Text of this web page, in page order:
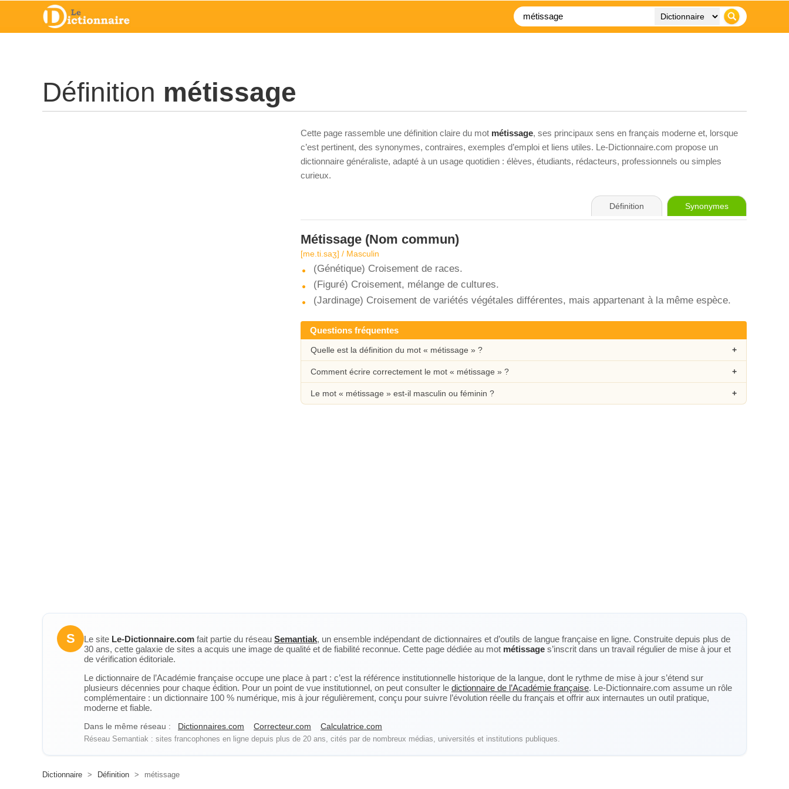
Définition métissage
Cette page rassemble une définition claire du mot métissage, ses principaux sens en français moderne et, lorsque
c’est pertinent, des synonymes, contraires, exemples d’emploi et liens utiles. Le-Dictionnaire.com propose un
dictionnaire généraliste, adapté à un usage quotidien : élèves, étudiants, rédacteurs, professionnels ou simples
curieux.
Définition Synonymes
Métissage (Nom commun)
[me.ti.saʒ] / Masculin
(Génétique) Croisement de races.
(Figuré) Croisement, mélange de cultures.
(Jardinage) Croisement de variétés végétales différentes, mais appartenant à la même espèce.
Questions fréquentes
Quelle est la définition du mot « métissage » ?
Comment écrire correctement le mot « métissage » ?
Le mot « métissage » est-il masculin ou féminin ?
S Le site Le-Dictionnaire.com fait partie du réseau Semantiak, un ensemble indépendant de dictionnaires et d’outils de langue française en ligne. Construite depuis plus de
30 ans, cette galaxie de sites a acquis une image de qualité et de fiabilité reconnue. Cette page dédiée au mot métissage s’inscrit dans un travail régulier de mise à jour et
de vérification éditoriale.
Le dictionnaire de l’Académie française occupe une place à part : c’est la référence institutionnelle historique de la langue, dont le rythme de mise à jour s’étend sur
plusieurs décennies pour chaque édition. Pour un point de vue institutionnel, on peut consulter le dictionnaire de l’Académie française. Le-Dictionnaire.com assume un rôle
complémentaire : un dictionnaire 100 % numérique, mis à jour régulièrement, conçu pour suivre l’évolution réelle du français et offrir aux internautes un outil pratique,
moderne et fiable.
Dans le même réseau : Dictionnaires.com Correcteur.com Calculatrice.com
Réseau Semantiak : sites francophones en ligne depuis plus de 20 ans, cités par de nombreux médias, universités et institutions publiques.
Dictionnaire > Définition > métissage